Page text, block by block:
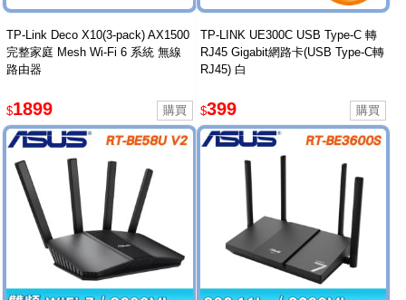
TP-Link Deco X10(3-pack) AX1500
完整家庭 Mesh Wi-Fi 6 系統 無線
路由器
$1899
TP-LINK UE300C USB Type-C 轉
RJ45 Gigabit網路卡(USB Type-C轉
RJ45) 白
$399